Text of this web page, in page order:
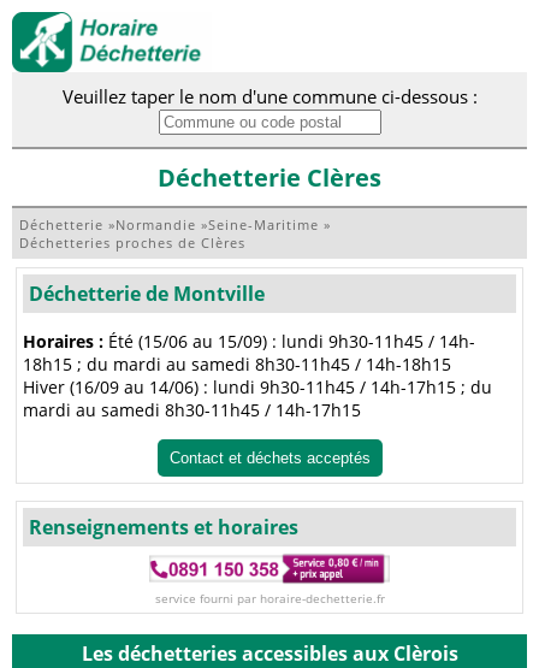
Veuillez taper le nom d'une commune ci-dessous :
Déchetterie Clères
Déchetterie »Normandie »Seine-Maritime »
Déchetteries proches de Clères
Déchetterie de Montville
Horaires : Été (15/06 au 15/09) : lundi 9h30-11h45 / 14h-
18h15 ; du mardi au samedi 8h30-11h45 / 14h-18h15
Hiver (16/09 au 14/06) : lundi 9h30-11h45 / 14h-17h15 ; du
mardi au samedi 8h30-11h45 / 14h-17h15
Contact et déchets acceptés
Renseignements et horaires
service fourni par horaire-dechetterie.fr
Les déchetteries accessibles aux Clèrois